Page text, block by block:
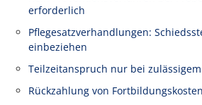
erforderlich
Pflegesatzverhandlungen:
einbeziehen
Teilzeitanspruch nur bei
Rückzahlung von Fortbildungskosten